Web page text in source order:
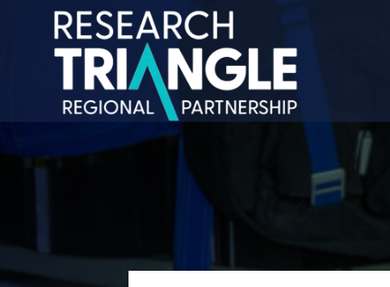
Zum Inhalt springen